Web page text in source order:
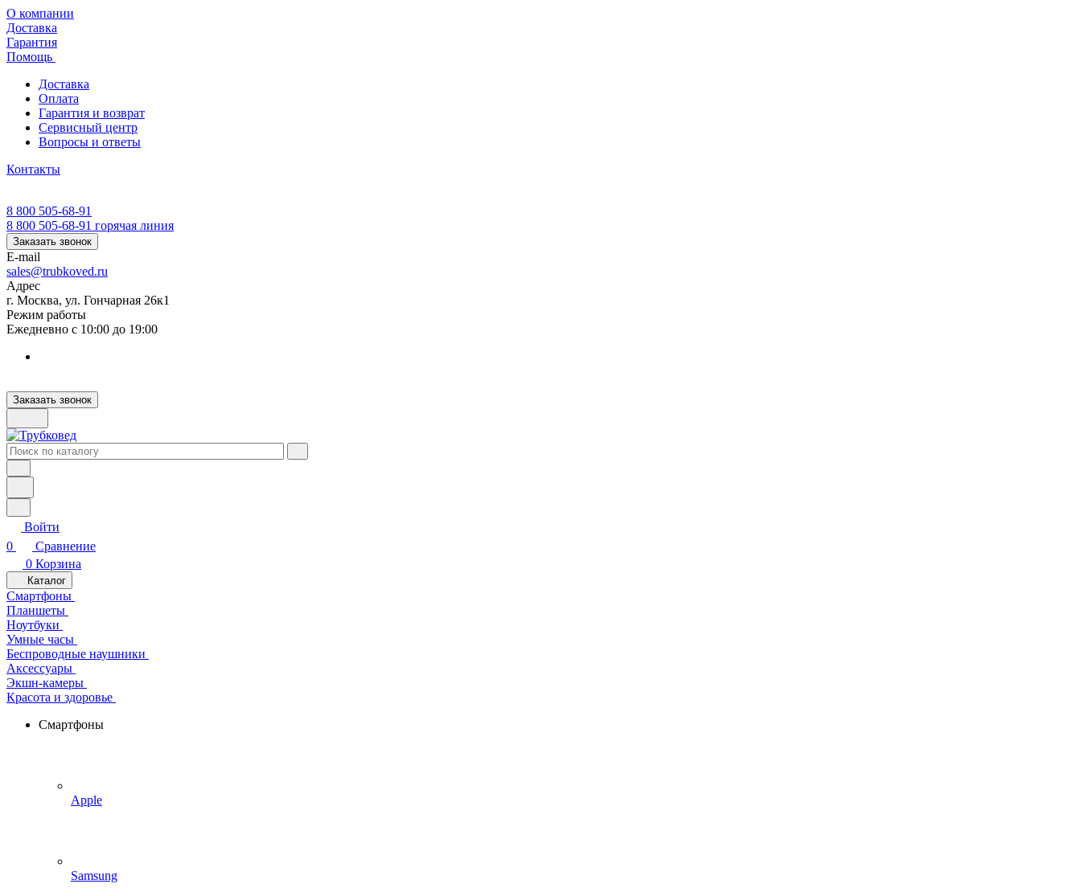
О компании
Доставка
Гарантия
Помощь
Доставка
Оплата
Гарантия и возврат
Сервисный центр
Вопросы и ответы
Контакты
8 800 505-68-91
8 800 505-68-91 горячая линия
Заказать звонок
E-mail
sales@trubkoved.ru
Адрес
г. Москва, ул. Гончарная 26к1
Режим работы
Ежедневно с 10:00 до 19:00
Заказать звонок
Войти
0
Сравнение
0 Корзина
Каталог
Смартфоны
Планшеты
Ноутбуки
Умные часы
Беспроводные наушники
Аксессуары
Экшн-камеры
Красота и здоровье
Смартфоны
Apple
Samsung